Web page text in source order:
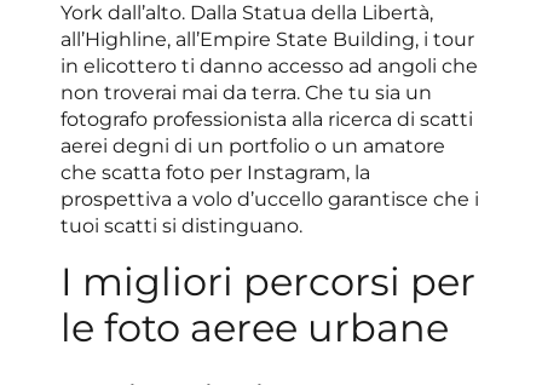
York dall’alto. Dalla Statua della Libertà,
all’Highline, all’Empire State Building, i tour
in elicottero ti danno accesso ad angoli che
non troverai mai da terra. Che tu sia un
fotografo professionista alla ricerca di scatti
aerei degni di un portfolio o un amatore
che scatta foto per Instagram, la
prospettiva a volo d’uccello garantisce che i
tuoi scatti si distinguano.
I migliori percorsi per
le foto aeree urbane